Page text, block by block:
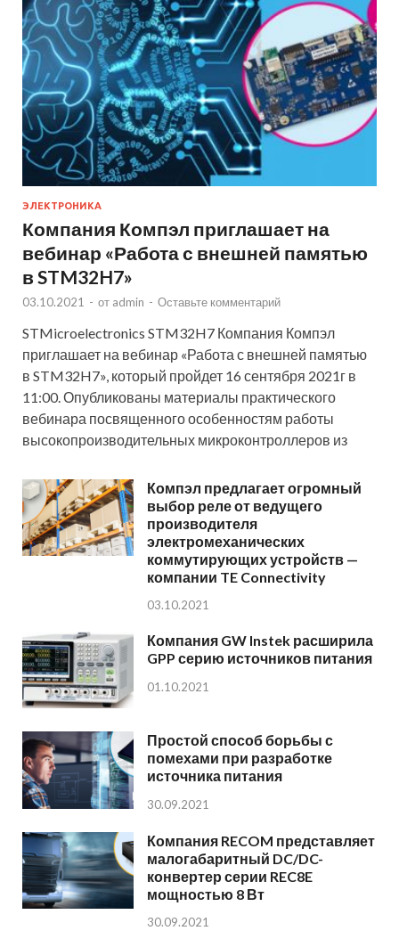
ЭЛЕКТРОНИКА
Компания Компэл приглашает на
вебинар «Работа с внешней памятью
в STM32H7»
03.10.2021 - от admin - Оставьте комментарий
STMicroelectronics STM32H7 Компания Компэл
приглашает на вебинар «Работа с внешней памятью
в STM32H7», который пройдет 16 сентября 2021г в
11:00. Опубликованы материалы практического
вебинара посвященного особенностям работы
высокопроизводительных микроконтроллеров из
Компэл предлагает огромный
выбор реле от ведущего
производителя
электромеханических
коммутирующих устройств —
компании TE Connectivity
03.10.2021
Компания GW Instek расширила
GPP серию источников питания
01.10.2021
Простой способ борьбы с
помехами при разработке
источника питания
30.09.2021
Компания RECOM представляет
малогабаритный DC/DC-
конвертер серии REC8E
мощностью 8 Вт
30.09.2021